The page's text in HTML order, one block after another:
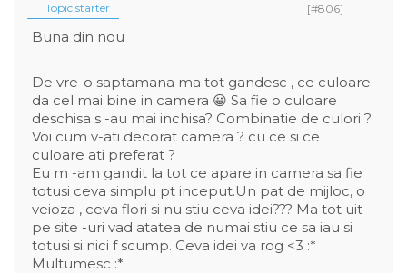
Topic starter [#806]
Buna din nou
De vre-o saptamana ma tot gandesc , ce culoare
da cel mai bine in camera 😀 Sa fie o culoare
deschisa s -au mai inchisa? Combinatie de culori ?
Voi cum v-ati decorat camera ? cu ce si ce
culoare ati preferat ?
Eu m -am gandit la tot ce apare in camera sa fie
totusi ceva simplu pt inceput.Un pat de mijloc, o
veioza , ceva flori si nu stiu ceva idei??? Ma tot uit
pe site -uri vad atatea de numai stiu ce sa iau si
totusi si nici f scump. Ceva idei va rog <3 :*
Multumesc :*